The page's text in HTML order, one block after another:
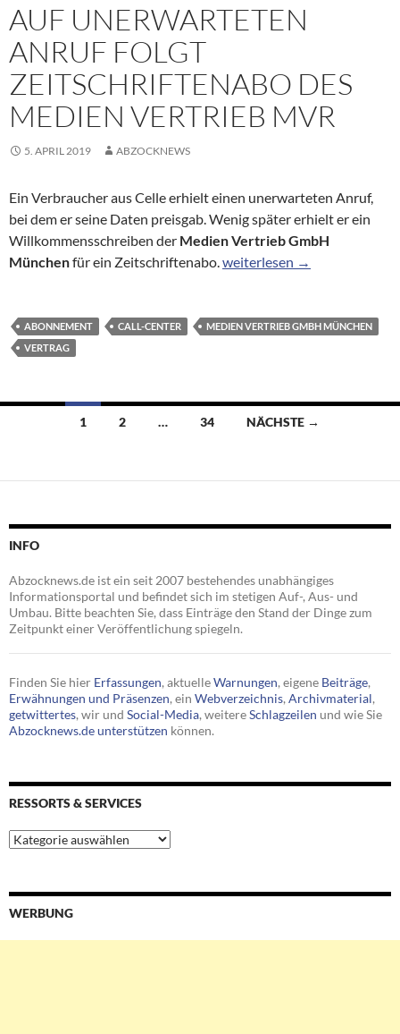
AUF UNERWARTETEN
ANRUF FOLGT
ZEITSCHRIFTENABO DES
MEDIEN VERTRIEB MVR
5. APRIL 2019 ABZOCKNEWS
Ein Verbraucher aus Celle erhielt einen unerwarteten Anruf,
bei dem er seine Daten preisgab. Wenig später erhielt er ein
Willkommensschreiben der Medien Vertrieb GmbH
Münchenfür ein Zeitschriftenabo.Auf unerwarteten Anruf
weiterlesen →
ABONNEMENT CALL-CENTER
MEDIEN VERTRIEB GMBH MÜNCHEN
VERTRAG
Beitragsnavigation
1 2 … 34 NÄCHSTE →
INFO
Abzocknews.de ist ein seit 2007 bestehendes unabhängiges
Informationsportal und befindet sich im stetigen Auf-, Aus- und
Umbau. Bitte beachten Sie, dass Einträge den Stand der Dinge zum
Zeitpunkt einer Veröffentlichung spiegeln.
Finden Sie hier Erfassungen, aktuelleWarnungen, eigene Beiträge,
Erwähnungen und Präsenzen, ein Webverzeichnis, Archivmaterial,
getwittertes, wir und Social-Media, weitereSchlagzeilen und wie Sie
Abzocknews.de unterstützen können.
RESSORTS & SERVICES
Ressorts
&
WERBUNG